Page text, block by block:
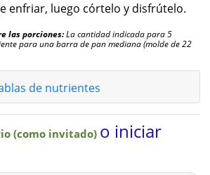
enfriar, luego córtelo y disfrútelo.
las porciones:La cantidad indicada para 5
para una barra de pan mediana (molde de 22
de nutrientes
(como invitado) o iniciar